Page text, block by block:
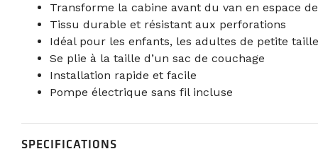
Transforme la cabine avant du van en espace
Tissu durable et résistant aux perforations
Idéal pour les enfants, les adultes de petite
Se plie à la taille d’un sac de couchage
Installation rapide et facile
Pompe électrique sans fil incluse
SPECIFICATIONS